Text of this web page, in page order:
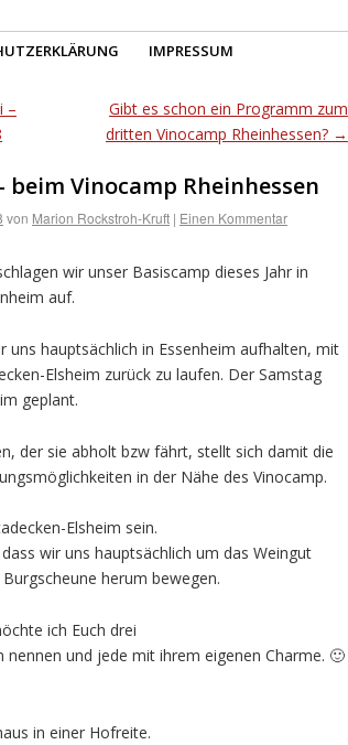
IMPRESSUM
–
Gibt es schon ein Programm zum
dritten Vinocamp Rheinhessen? →
beim Vinocamp Rheinhessen
von Marion Rockstroh-Kruft | Einen Kommentar
wir unser Basiscamp dieses Jahr in
auf.
uns hauptsächlich in Essenheim aufhalten, mit
Elsheim zurück zu laufen. Der Samstag
geplant.
der sie abholt bzw fährt, stellt sich damit die
in der Nähe des Vinocamp.
Elsheim sein.
wir uns hauptsächlich um das Weingut
herum bewegen.
ich Euch drei
und jede mit ihrem eigenen Charme. 🙂
in einer Hofreite.